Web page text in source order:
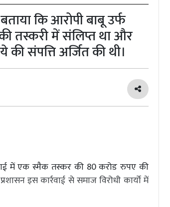
कि आरोपी बाबू उर्फ
तस्करी में संलिप्त था और
संपत्ति अर्जित की थी।
में एक स्मैक तस्कर की 80 करोड रुपए की
इस कार्रवाई से समाज विरोधी कार्यो में